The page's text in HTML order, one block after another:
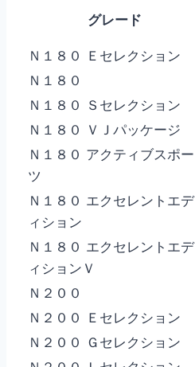
グレード
Ｎ１８０ Ｅセレクション
Ｎ１８０
Ｎ１８０ Ｓセレクション
Ｎ１８０ ＶＪパッケージ
Ｎ１８０ アクティブスポー
ツ
Ｎ１８０ エクセレントエデ
ィション
Ｎ１８０ エクセレントエデ
ィションＶ
Ｎ２００
Ｎ２００ Ｅセレクション
Ｎ２００ Ｇセレクション